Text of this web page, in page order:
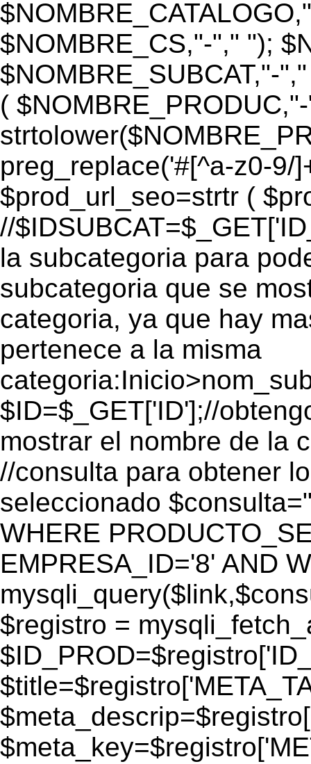
$NOMBRE_CS,"-"," ");
$NOMBRE_SUBCAT,"-
(
preg_replace('#[^a-z0-9/
$prod_url_seo=strtr (
//
la subcategoria para
subcategoria que se
categoria, ya que hay
pertenece a la misma
$ID=$_GET['ID'];//
mostrar el nombre de la
//consulta para obtener
seleccionado
WHERE
EMPRESA_ID='8' AND
$registro =